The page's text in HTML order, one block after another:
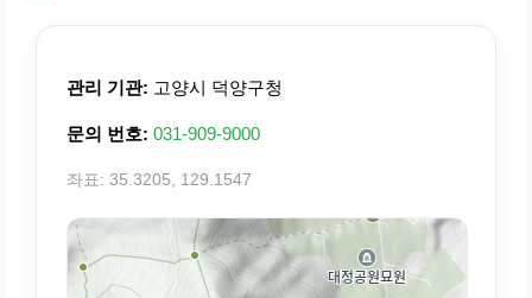
관리 기관: 고양시 덕양구청
문의 번호: 031-909-9000
좌표: 35.3205, 129.1547